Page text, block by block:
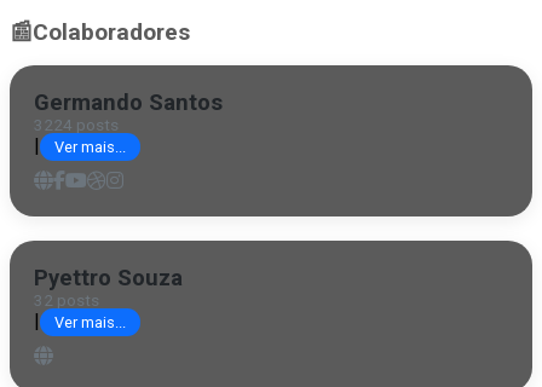
📰Colaboradores
Germando Santos
3224 posts
| Ver mais...
Pyettro Souza
32 posts
| Ver mais...